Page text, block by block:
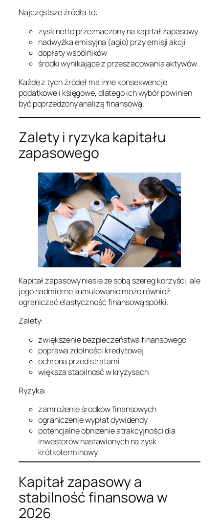
Najczęstsze źródła to:
zysk netto przeznaczony na kapitał zapasowy
nadwyżka emisyjna (agio) przy emisji akcji
dopłaty wspólników
środki wynikające z przeszacowania aktywów
Każde z tych źródeł ma inne konsekwencje
podatkowe i księgowe, dlatego ich wybór powinien
być poprzedzony analizą finansową.
Zalety i ryzyka kapitału
zapasowego
Kapitał zapasowy niesie ze sobą szereg korzyści, ale
jego nadmierne kumulowanie może również
ograniczać elastyczność finansową spółki.
Zalety:
zwiększenie bezpieczeństwa finansowego
poprawa zdolności kredytowej
ochrona przed stratami
większa stabilność w kryzysach
Ryzyka:
zamrożenie środków finansowych
ograniczenie wypłat dywidendy
potencjalne obniżenie atrakcyjności dla
inwestorów nastawionych na zysk
krótkoterminowy
Kapitał zapasowy a
stabilność finansowa w
2026